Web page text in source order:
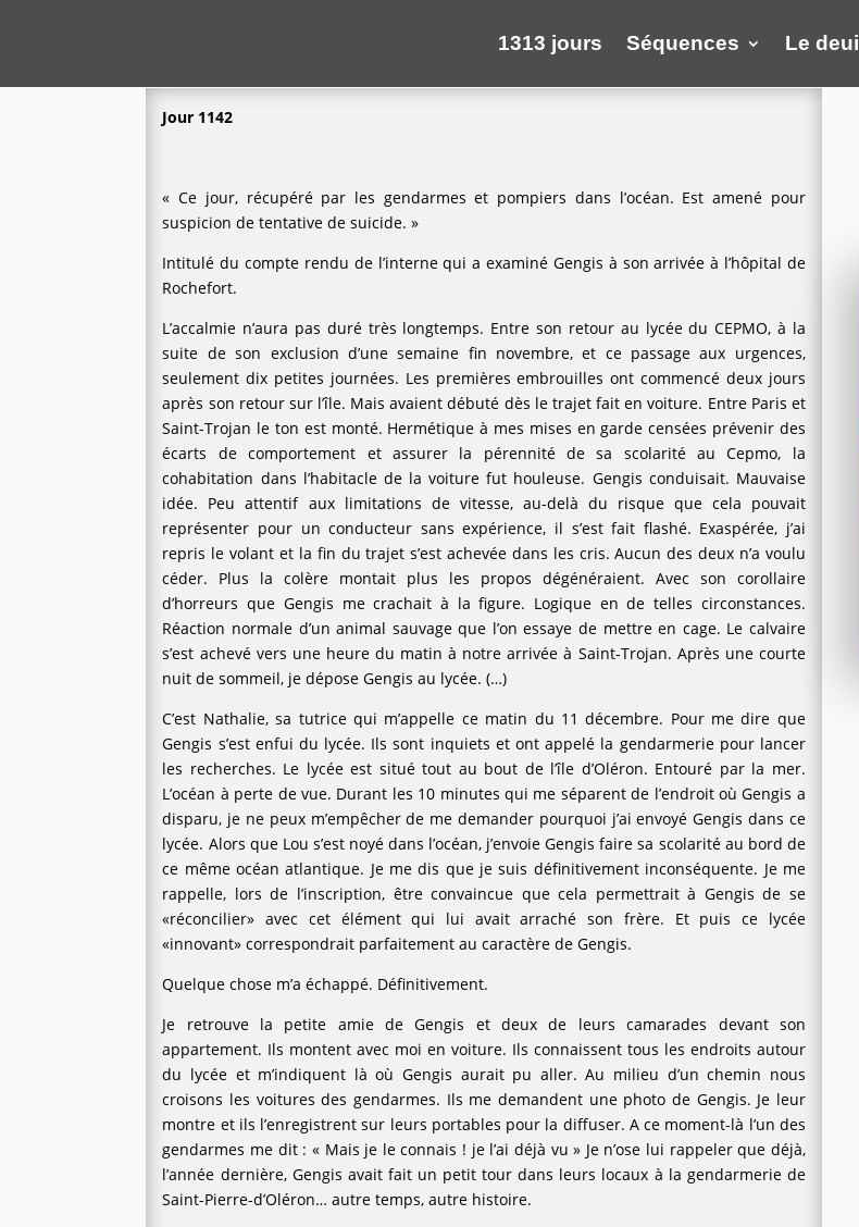
1313 jours Séquences Le deuil
Jour 1142
« Ce jour, récupéré par les gendarmes et pompiers dans l’océan. Est amené pour
suspicion de tentative de suicide. »
Intitulé du compte rendu de l’interne qui a examiné Gengis à son arrivée à l’hôpital de
Rochefort.
L’accalmie n’aura pas duré très longtemps. Entre son retour au lycée du CEPMO, à la
suite de son exclusion d’une semaine fin novembre, et ce passage aux urgences,
seulement dix petites journées. Les premières embrouilles ont commencé deux jours
après son retour sur l’île. Mais avaient débuté dès le trajet fait en voiture. Entre Paris et
Saint-Trojan le ton est monté. Hermétique à mes mises en garde censées prévenir des
écarts de comportement et assurer la pérennité de sa scolarité au Cepmo, la
cohabitation dans l’habitacle de la voiture fut houleuse. Gengis conduisait. Mauvaise
idée. Peu attentif aux limitations de vitesse, au-delà du risque que cela pouvait
représenter pour un conducteur sans expérience, il s’est fait flashé. Exaspérée, j’ai
repris le volant et la fin du trajet s’est achevée dans les cris. Aucun des deux n’a voulu
céder. Plus la colère montait plus les propos dégénéraient. Avec son corollaire
d’horreurs que Gengis me crachait à la figure. Logique en de telles circonstances.
Réaction normale d’un animal sauvage que l’on essaye de mettre en cage. Le calvaire
s’est achevé vers une heure du matin à notre arrivée à Saint-Trojan. Après une courte
nuit de sommeil, je dépose Gengis au lycée. (…)
C’est Nathalie, sa tutrice qui m’appelle ce matin du 11 décembre. Pour me dire que
Gengis s’est enfui du lycée. Ils sont inquiets et ont appelé la gendarmerie pour lancer
les recherches. Le lycée est situé tout au bout de l’île d’Oléron. Entouré par la mer.
L’océan à perte de vue. Durant les 10 minutes qui me séparent de l’endroit où Gengis a
disparu, je ne peux m’empêcher de me demander pourquoi j’ai envoyé Gengis dans ce
lycée. Alors que Lou s’est noyé dans l’océan, j’envoie Gengis faire sa scolarité au bord de
ce même océan atlantique. Je me dis que je suis définitivement inconséquente. Je me
rappelle, lors de l’inscription, être convaincue que cela permettrait à Gengis de se
«réconcilier» avec cet élément qui lui avait arraché son frère. Et puis ce lycée
«innovant» correspondrait parfaitement au caractère de Gengis.
Quelque chose m’a échappé. Définitivement.
Je retrouve la petite amie de Gengis et deux de leurs camarades devant son
appartement. Ils montent avec moi en voiture. Ils connaissent tous les endroits autour
du lycée et m’indiquent là où Gengis aurait pu aller. Au milieu d’un chemin nous
croisons les voitures des gendarmes. Ils me demandent une photo de Gengis. Je leur
montre et ils l’enregistrent sur leurs portables pour la diffuser. A ce moment-là l’un des
gendarmes me dit : « Mais je le connais ! je l’ai déjà vu » Je n’ose lui rappeler que déjà,
l’année dernière, Gengis avait fait un petit tour dans leurs locaux à la gendarmerie de
Saint-Pierre-d’Oléron… autre temps, autre histoire.